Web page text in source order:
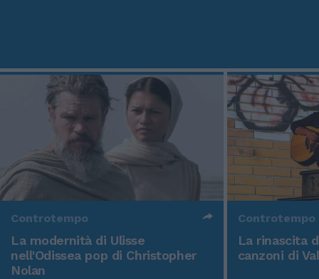
Controtempo
La modernità di Ulisse
nell'Odissea pop di Christopher
Nolan
Controtempo
La rinascita
canzoni di